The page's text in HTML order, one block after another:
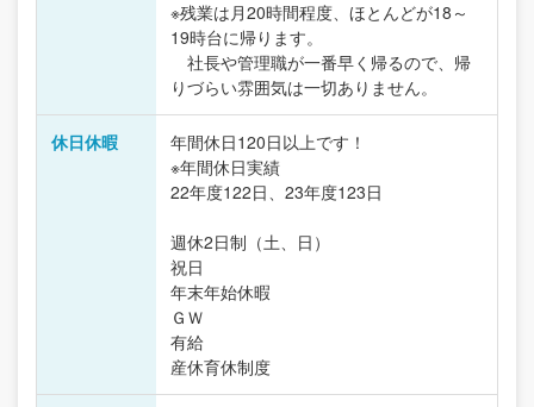
※残業は月20時間程度、ほとんどが18～
19時台に帰ります。
社長や管理職が一番早く帰るので、帰
りづらい雰囲気は一切ありません。
休日休暇
年間休日120日以上です！
※年間休日実績
22年度122日、23年度123日
週休2日制（土、日）
祝日
年末年始休暇
ＧＷ
有給
産休育休制度